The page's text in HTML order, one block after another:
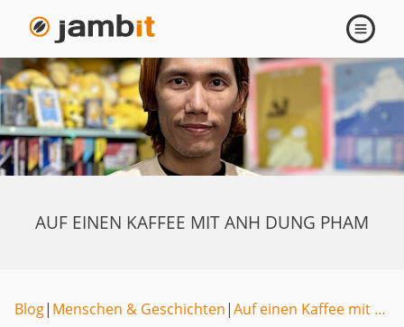
öffnen
AUF EINEN KAFFEE MIT ANH DUNG PHAM
Blog| Menschen & Geschichten|Auf einen Kaffee mit …